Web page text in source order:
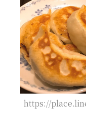
https://